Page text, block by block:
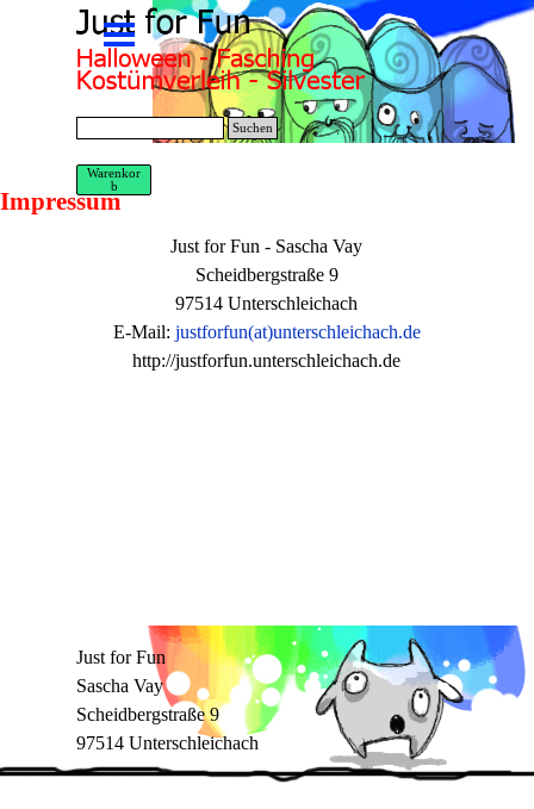
Direkt zum Seiteninhalt
Suchen
Menü überspringen
Warenkor
b
Impressum
Just for Fun - Sascha Vay
Scheidbergstraße 9
97514 Unterschleichach
E-Mail: justforfun(at)unterschleichach.de
http://justforfun.unterschleichach.de
Just for Fun
Sascha Vay
Scheidbergstraße 9
97514 Unterschleichach